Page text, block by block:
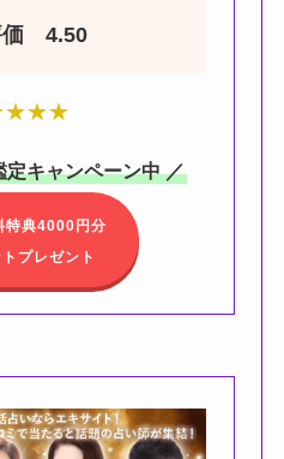
価 4.50
★★★
キャンペーン中 ／
特典4000円分
プレゼント